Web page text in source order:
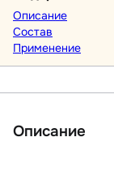
Описание
Состав
Применение
Описание